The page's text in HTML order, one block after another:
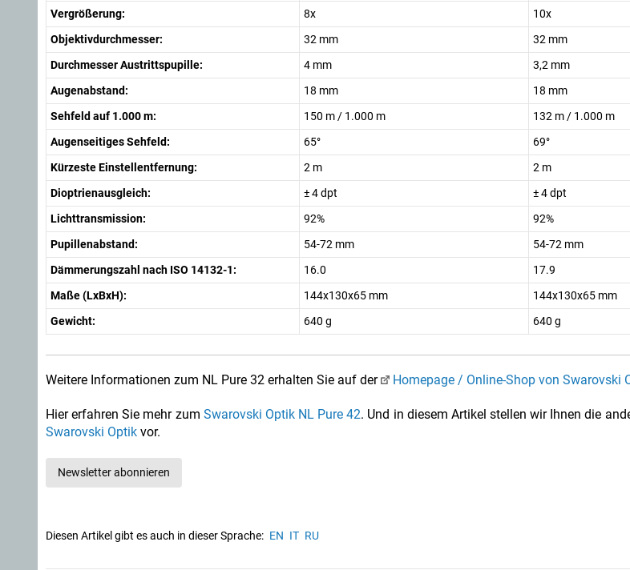
Vergrößerung:
8x
10x
Objektivdurchmesser:
32 mm
32 mm
Durchmesser Austrittspupille:
4 mm
3,2 mm
Augenabstand:
18 mm
18 mm
Sehfeld auf 1.000 m:
150 m / 1.000 m
132 m / 1.000 m
Augenseitiges Sehfeld:
65°
69°
Kürzeste Einstellentfernung:
2 m
2 m
Dioptrienausgleich:
± 4 dpt
± 4 dpt
Lichttransmission:
92%
92%
Pupillenabstand:
54-72 mm
54-72 mm
Dämmerungszahl nach ISO 14132-1:
16.0
17.9
Maße (LxBxH):
144x130x65 mm
144x130x65 mm
Gewicht:
640 g 640 g
Weitere Informationen zum NL Pure 32 erhalten Sie auf der Homepage / Online-Shop von Swarovski
Hier erfahren Sie mehr zum Swarovski Optik NL Pure 42. Und in diesem Artikel stellen wir Ihnen die
Swarovski Optik vor.
Newsletter abonnieren
Diesen Artikel gibt es auch in dieser Sprache: EN IT RU